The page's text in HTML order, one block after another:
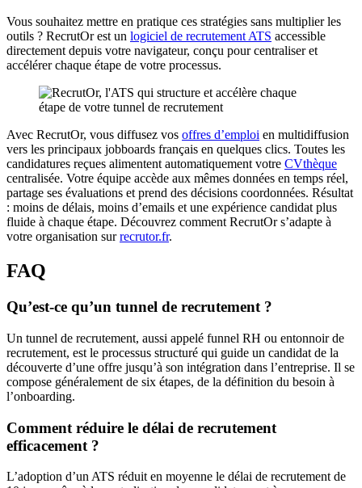
Vous souhaitez mettre en pratique ces stratégies sans multiplier les
outils ? RecrutOr est un logiciel de recrutement ATS accessible
directement depuis votre navigateur, conçu pour centraliser et
accélérer chaque étape de votre processus.
Avec RecrutOr, vous diffusez vos offres d’emploi en multidiffusion
vers les principaux jobboards français en quelques clics. Toutes les
candidatures reçues alimentent automatiquement votre CVthèque
centralisée. Votre équipe accède aux mêmes données en temps réel,
partage ses évaluations et prend des décisions coordonnées. Résultat
: moins de délais, moins d’emails et une expérience candidat plus
fluide à chaque étape. Découvrez comment RecrutOr s’adapte à
votre organisation surrecrutor.fr.
FAQ
Qu’est-ce qu’un tunnel de recrutement ?
Un tunnel de recrutement, aussi appelé funnel RH ou entonnoir de
recrutement, est le processus structuré qui guide un candidat de la
découverte d’une offre jusqu’à son intégration dans l’entreprise. Il se
compose généralement de six étapes, de la définition du besoin à
l’onboarding.
Comment réduire le délai de recrutement
efficacement ?
L’adoption d’un ATS réduit en moyenne le délai de recrutement de